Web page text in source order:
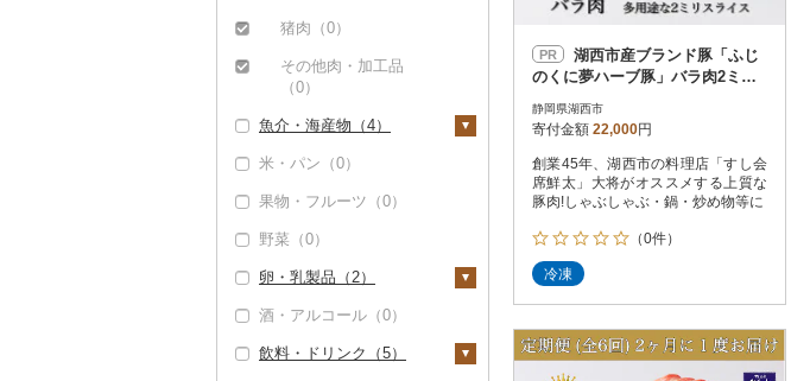
山形牛（0）
常陸牛（0）
上州牛（0）
飛騨牛（0）
近江牛（0）
神戸牛・神戸ビーフ
（4）
猪肉（0）
その他肉・加工品
（0）
魚介・海産物（4）
カニ（0）
エビ（0）
いくら（0）
うに（0）
明太子・たらこ（0）
その他魚卵（0）
米・パン（0）
果物・フルーツ（0）
野菜（0）
卵・乳製品（2）
卵（0）
チーズ（1）
酒・アルコール（0）
飲料・ドリンク（5）
ソフトバンクまとめて支払い
d払い
金融機関(Pay-easy決済)
PR
のくに夢ハーブ豚」バラ肉2ミリ
スライス1.5Kg(250g×6P)真空・
冷凍
静岡県湖西市
寄付金額 22,000円
創業45年、湖西市の料理店「すし会
席鮮太」大将がオススメする上質な
豚肉!しゃぶしゃぶ・鍋・炒め物等に
（0件）
冷凍